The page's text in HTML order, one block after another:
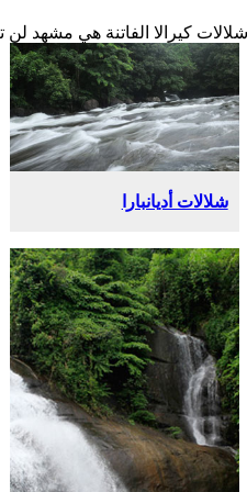
كيرالا الفاتنة هي مشهد
شلالات أديانبارا